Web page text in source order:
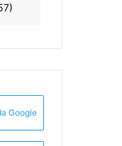
Google